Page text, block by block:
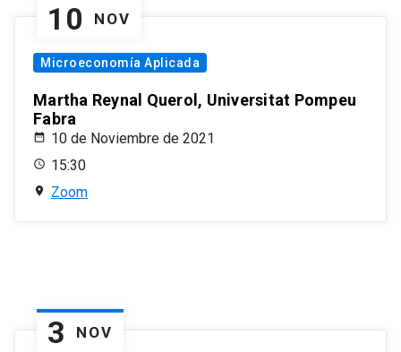
10 NOV
Microeconomía Aplicada
Martha Reynal Querol, Universitat Pompeu
Fabra
10 de Noviembre de 2021
15:30
Zoom
3 NOV